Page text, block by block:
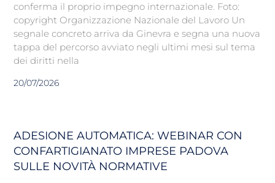
conferma il proprio impegno internazionale. Foto:
copyright Organizzazione Nazionale del Lavoro Un
segnale concreto arriva da Ginevra e segna una nuova
tappa del percorso avviato negli ultimi mesi sul tema
dei diritti nella
20/07/2026
ADESIONE AUTOMATICA: WEBINAR CON
CONFARTIGIANATO IMPRESE PADOVA
SULLE NOVITÀ NORMATIVE